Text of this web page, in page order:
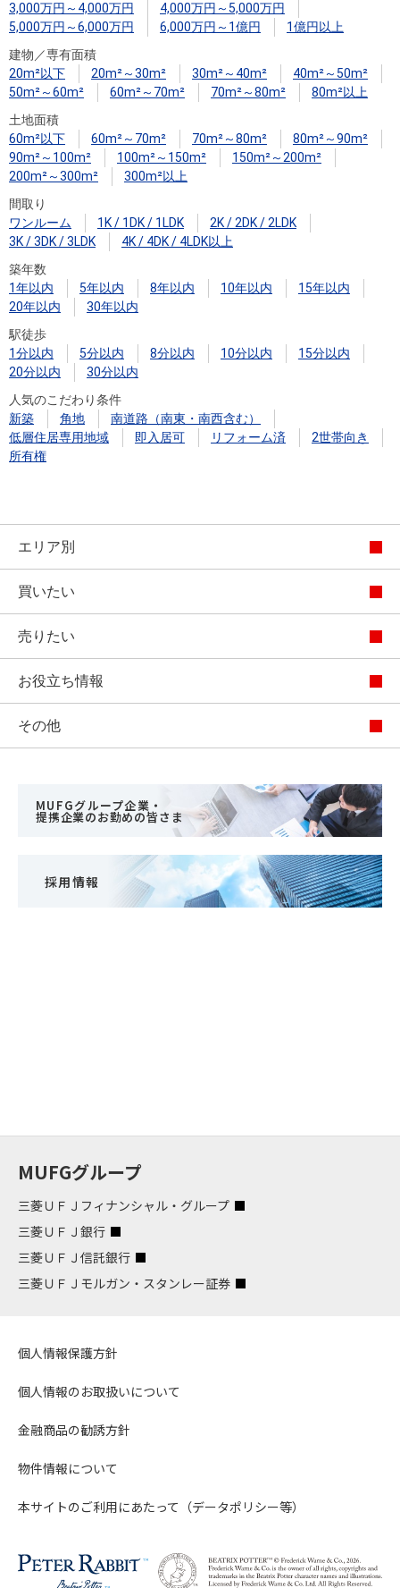
暮らしの
税金の本
（電子ブ
ック）
ド
3,000万円～4,000万円
4,000万円～5,000万円
5,000万円～6,000万円
6,000万円～1億円
1億円以上
建物／専有面積
20m²以下
20m²～30m² 30m²～40m²
40m²～50m²
50m²～60m²
60m²～70m² 70m²～80m²
80m²以上
土地面積
60m²以下
60m²～70m² 70m²～80m²
80m²～90m²
90m²～100m²
100m²～150m²
150m²～200m²
200m²～300m²
300m²以上
間取り
ワンルーム
1K / 1DK / 1LDK
2K / 2DK / 2LDK
3K / 3DK / 3LDK
4K / 4DK / 4LDK以上
築年数
1年以内
5年以内 8年以内 10年以内
15年以内
20年以内
30年以内
駅徒歩
1分以内
5分以内 8分以内 10分以内
15分以内
20分以内
30分以内
人気のこだわり条件
新築
角地
南道路（南東・南西含む）
低層住居専用地域
即入居可 リフォーム済
2世帯向き
所有権
エリア別
買いたい
売りたい
お役立ち情報
その他
MUFGグループ企業・
提携企業のお勤めの皆さま
採用情報
MUFGグループ
三菱ＵＦＪフィナンシャル・グループ
三菱ＵＦＪ銀行
三菱ＵＦＪ信託銀行
三菱ＵＦＪモルガン・スタンレー証券
個人情報保護方針
個人情報のお取扱いについて
金融商品の勧誘方針
物件情報について
本サイトのご利用にあたって（データポリシー等）